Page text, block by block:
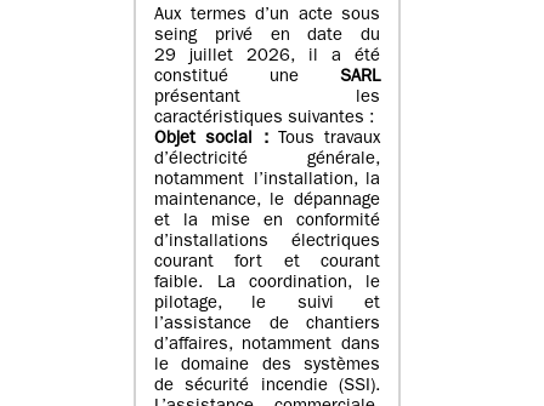
Aux termes d’un acte sous
seing privé en date du
29 juillet 2026, il a été
constitué une SARL
présentant les
caractéristiques suivantes :
Objet social :
Tous travaux
d’électricité générale,
notamment l’installation, la
maintenance, le dépannage
et la mise en conformité
d’installations électriques
courant fort et courant
faible. La coordination, le
pilotage, le suivi et
l’assistance de chantiers
d’affaires, notamment dans
le domaine des systèmes
de sécurité incendie (SSI).